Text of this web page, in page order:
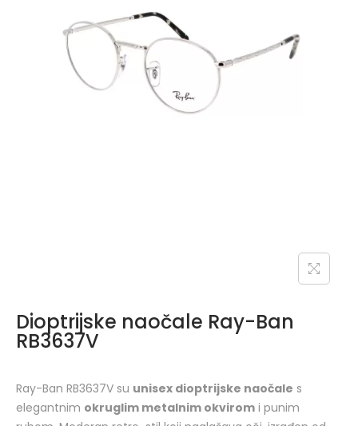
Dioptrijske naočale Ray-Ban
RB3637V
Ray-Ban RB3637V su unisex dioptrijske naočale s
elegantnim okruglim metalnim okvirom i punim